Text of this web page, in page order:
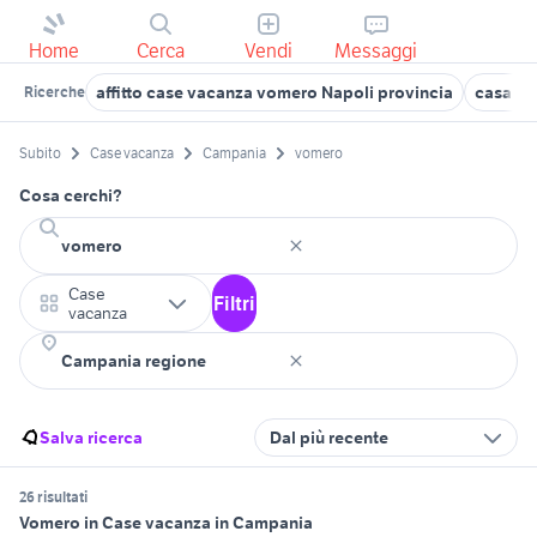
Home Cerca Vendi Messaggi
Ricerche affitto case vacanza vomero Napoli provincia casa
Subito Case vacanza Campania vomero
Cosa cerchi?
Case
vacanza
Filtri
Salva ricerca Dal più recente
26 risultati
Vomero in Case vacanza in Campania